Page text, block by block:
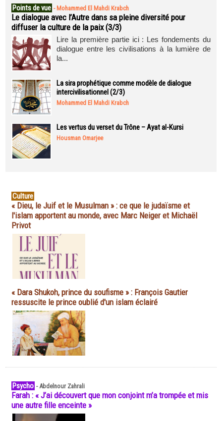
Points de vue - Mohammed El Mahdi Krabch
Le dialogue avec l’Autre dans sa pleine diversité pour
diffuser la culture de la paix (3/3)
Lire la première partie ici : Les fondements du
dialogue entre les civilisations à la lumière de
la...
La sira prophétique comme modèle de dialogue
intercivilisationnel (2/3)
Mohammed El Mahdi Krabch
Les vertus du verset du Trône – Ayat al-Kursi
Housman Omarjee
Culture
« Dieu, le Juif et le Musulman » : ce que le judaïsme et
l'islam apportent au monde, avec Marc Neiger et Michaël
Privot
« Dara Shukoh, prince du soufisme » : François Gautier
ressuscite le prince oublié d'un islam éclairé
Psycho -Abdelnour Zahrali
Farah : « J’ai découvert que mon conjoint m’a trompée et mis
une autre fille enceinte »